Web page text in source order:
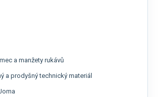
a manžety rukávů
a prodyšný technický materiál